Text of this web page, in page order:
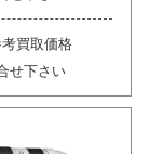
買取価格
せ下さい